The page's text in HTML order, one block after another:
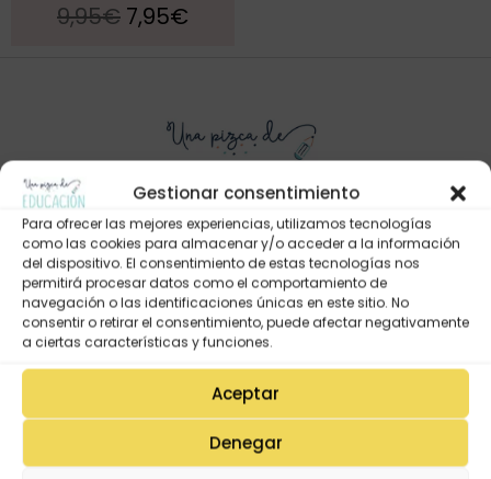
Gestionar consentimiento
Para ofrecer las mejores experiencias, utilizamos tecnologías
como las cookies para almacenar y/o acceder a la información
del dispositivo. El consentimiento de estas tecnologías nos
permitirá procesar datos como el comportamiento de
navegación o las identificaciones únicas en este sitio. No
consentir o retirar el consentimiento, puede afectar negativamente
a ciertas características y funciones.
Aceptar
Denegar
9,95€ 7,95€
Mi Cuenta
Lista de deseos
Mi Perfil
Descargas
Estado de mi pedido
Preguntas Frecuentes